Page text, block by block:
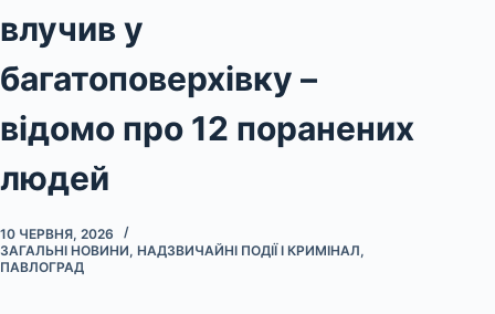
влучив у
багатоповерхівку –
відомо про 12 поранених
людей
10 ЧЕРВНЯ, 2026
ЗАГАЛЬНІ НОВИНИ, НАДЗВИЧАЙНІ ПОДІЇ І КРИМІНАЛ,
ПАВЛОГРАД